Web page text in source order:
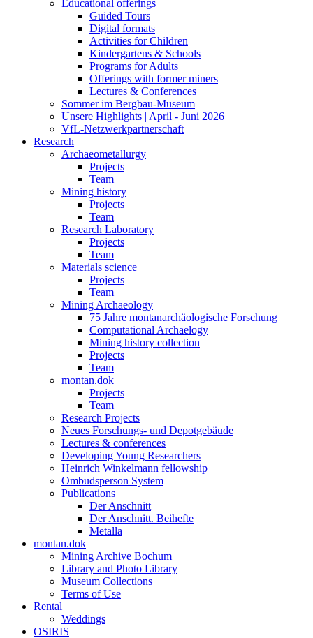
Educational offerings
Guided Tours
Digital formats
Activities for Children
Kindergartens & Schools
Programs for Adults
Offerings with former miners
Lectures & Conferences
Sommer im Bergbau-Museum
Unsere Highlights | April - Juni 2026
VfL-Netzwerkpartnerschaft
Research
Archaeometallurgy
Projects
Team
Mining history
Projects
Team
Research Laboratory
Projects
Team
Materials science
Projects
Team
Mining Archaeology
75 Jahre montanarchäologische Forschung
Computational Archaelogy
Mining history collection
Projects
Team
montan.dok
Projects
Team
Research Projects
Neues Forschungs- und Depotgebäude
Lectures & conferences
Developing Young Researchers
Heinrich Winkelmann fellowship
Ombudsperson System
Publications
Der Anschnitt
Der Anschnitt. Beihefte
Metalla
montan.dok
Mining Archive Bochum
Library and Photo Library
Museum Collections
Terms of Use
Rental
Weddings
OSIRIS